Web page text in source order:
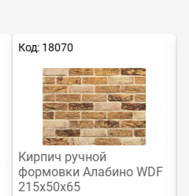
Код: 18070
Кирпич ручной
формовки Алабино WDF
215x50x65